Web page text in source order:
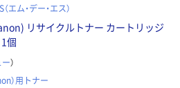
（エム・デー・エス）
リサイクルトナー カートリッジ
個
）
）用トナー